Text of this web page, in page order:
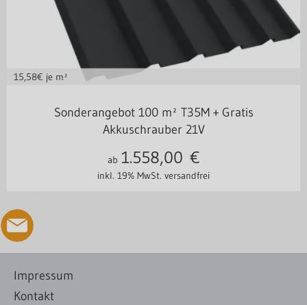
15,58€ je m²
Sonderangebot 100 m² T35M + Gratis
Akkuschrauber 21V
inkl. 19% MwSt. versandfrei
ab 1.558,00 €
Impressum
Kontakt